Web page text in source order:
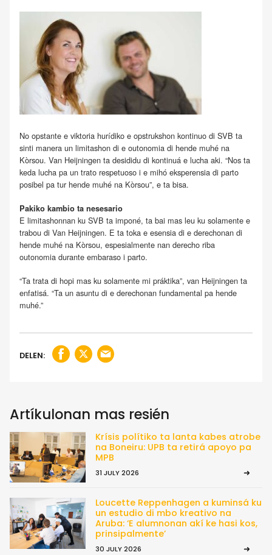
No opstante e viktoria hurídiko e opstrukshon kontinuo di SVB ta
sinti manera un limitashon di e outonomia di hende muhé na
Kòrsou. Van Heijningen ta desididu di kontinuá e lucha aki. “Nos ta
keda lucha pa un trato respetuoso i e mihó eksperensia di parto
posibel pa tur hende muhé na Kòrsou”, e ta bisa.
Pakiko kambio ta nesesario
E limitashonnan ku SVB ta imponé, ta bai mas leu ku solamente e
trabou di Van Heijningen. E ta toka e esensia di e derechonan di
hende muhé na Kòrsou, espesialmente nan derecho riba
outonomia durante embaraso i parto.
“Ta trata di hopi mas ku solamente mi práktika”, van Heijningen ta
enfatisá. “Ta un asuntu di e derechonan fundamental pa hende
muhé.”
DELEN:
Artíkulonan mas resién
Krísis polítiko ta lanta kabes atrobe
na Boneiru: UPB ta retirá apoyo pa
MPB
31 JULY 2026
Loucette Reppenhagen a kuminsá ku
un estudio di mbo kreativo na
Aruba: ‘E alumnonan akí ke hasi kos,
prinsipalmente’
30 JULY 2026